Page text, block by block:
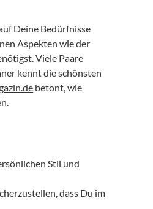
Deine Bedürfnisse
Viele Paare
kennt die schönsten
betont, wie
Stil und
dass Du im